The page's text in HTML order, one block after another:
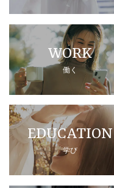
WORK
働く
EDUCATION
学び